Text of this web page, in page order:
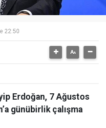
22:50
Erdoğan, 7 Ağustos
günübirlik çalışma